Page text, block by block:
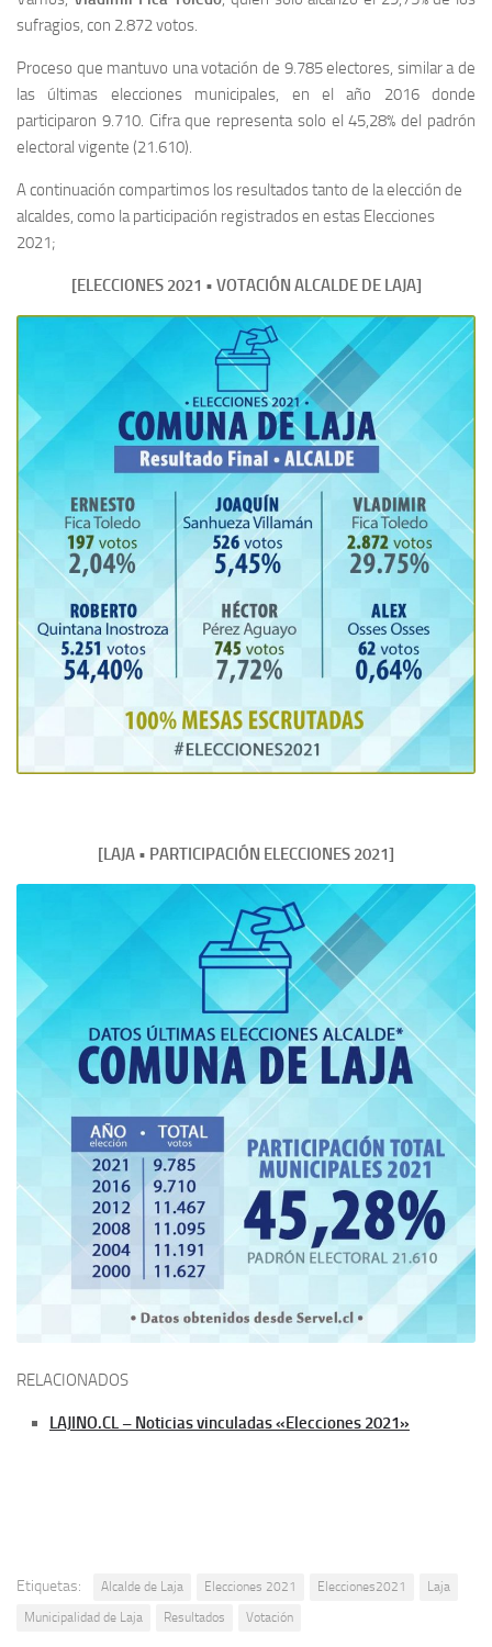
sufragios, con 2.872 votos.
Proceso que mantuvo una votación de 9.785 electores, similar a de
las últimas elecciones municipales, en el año 2016 donde
participaron 9.710. Cifra que representa solo el 45,28% del padrón
electoral vigente (21.610).
A continuación compartimos los resultados tanto de la elección de
alcaldes, como la participación registrados en estas Elecciones
2021;
[ELECCIONES 2021 • VOTACIÓN ALCALDE DE LAJA]
[LAJA • PARTICIPACIÓN ELECCIONES 2021]
RELACIONADOS
LAJINO.CL – Noticias vinculadas «Elecciones 2021»
Etiquetas: Alcalde de Laja Elecciones 2021 Elecciones2021
Laja
Municipalidad de Laja
Resultados Votación